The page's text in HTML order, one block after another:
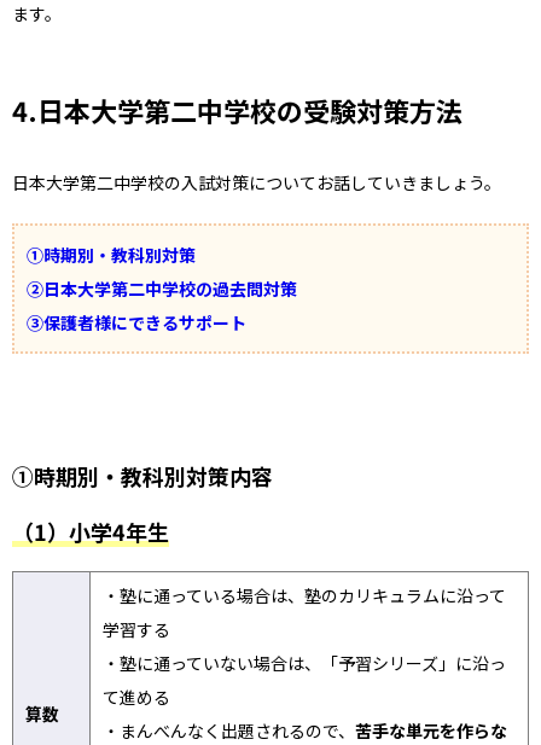
ます。
4.日本大学第二中学校の受験対策方法
日本大学第二中学校の入試対策についてお話していきましょう。
①時期別・教科別対策
②日本大学第二中学校の過去問対策
③保護者様にできるサポート
①時期別・教科別対策内容
（1）小学4年生
算数
・塾に通っている場合は、塾のカリキュラムに沿って
学習する
・塾に通っていない場合は、「予習シリーズ」に沿っ
て進める
・まんべんなく出題されるので、 苦手な単元を作らな